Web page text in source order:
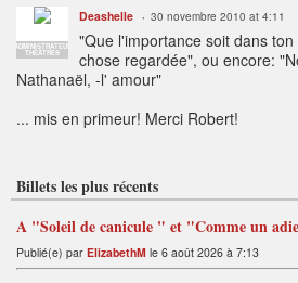
ADMINISTRATEUR
THÉÂTRES
Deashelle 30 novembre 2010 at 4:11
"Que l'importance soit dans
chose regardée", ou encore:
Nathanaël, -l' amour"
... mis en primeur! Merci Robert!
Billets les plus récents
A "Soleil de canicule " et "Comme un
Publié(e) par ElizabethM le 6 août 2026 à 7:13